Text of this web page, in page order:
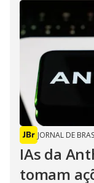
JORNAL DE
IAs da
tomam